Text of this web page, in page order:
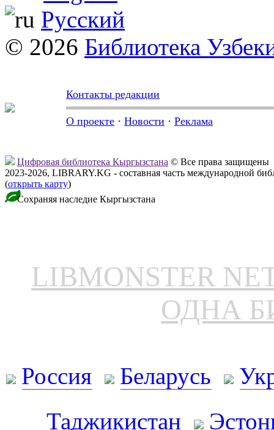
Русский
© 2026 Библиотека
Контакты редакции
О проекте · Новости · Реклама
Цифровая библиотека Кыргызстана © Все права защищены
2023-2026, LIBRARY.KG - составная часть международной
(открыть карту)
Сохраняя наследие Кыргызстана
LIBMONSTER
ОДНА
Россия Беларусь
Таджикистан